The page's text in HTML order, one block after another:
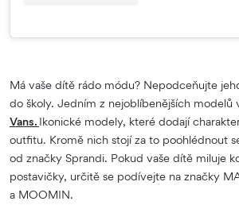
Má vaše dítě rádo módu? Nepodceňujte
do školy. Jedním z nejoblíbenějších modelů
Vans. Ikonické modely, které dodají
outfitu. Kromě nich stojí za to poohlédnout
od značky Sprandi. Pokud vaše dítě miluje
postavičky, určitě se podívejte na značky
a MOOMIN.